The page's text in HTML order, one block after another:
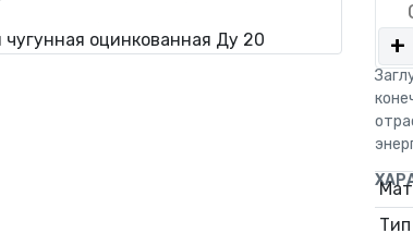
оцинкованная Ду 20 +